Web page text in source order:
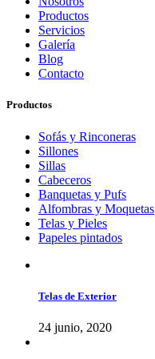
Productos
Servicios
Galería
Blog
Contacto
Productos
Sofás y Rinconeras
Sillones
Sillas
Cabeceros
Banquetas y Pufs
Alfombras y Moquetas
Telas y Pieles
Papeles pintados
Telas de Exterior
24 junio, 2020